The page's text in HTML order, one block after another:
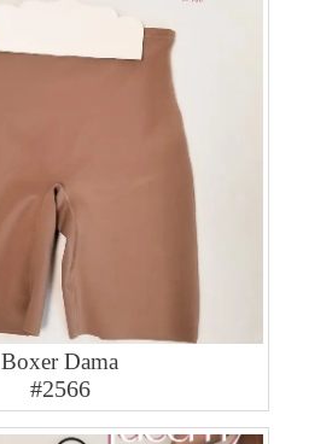
Boxer Dama
#2566